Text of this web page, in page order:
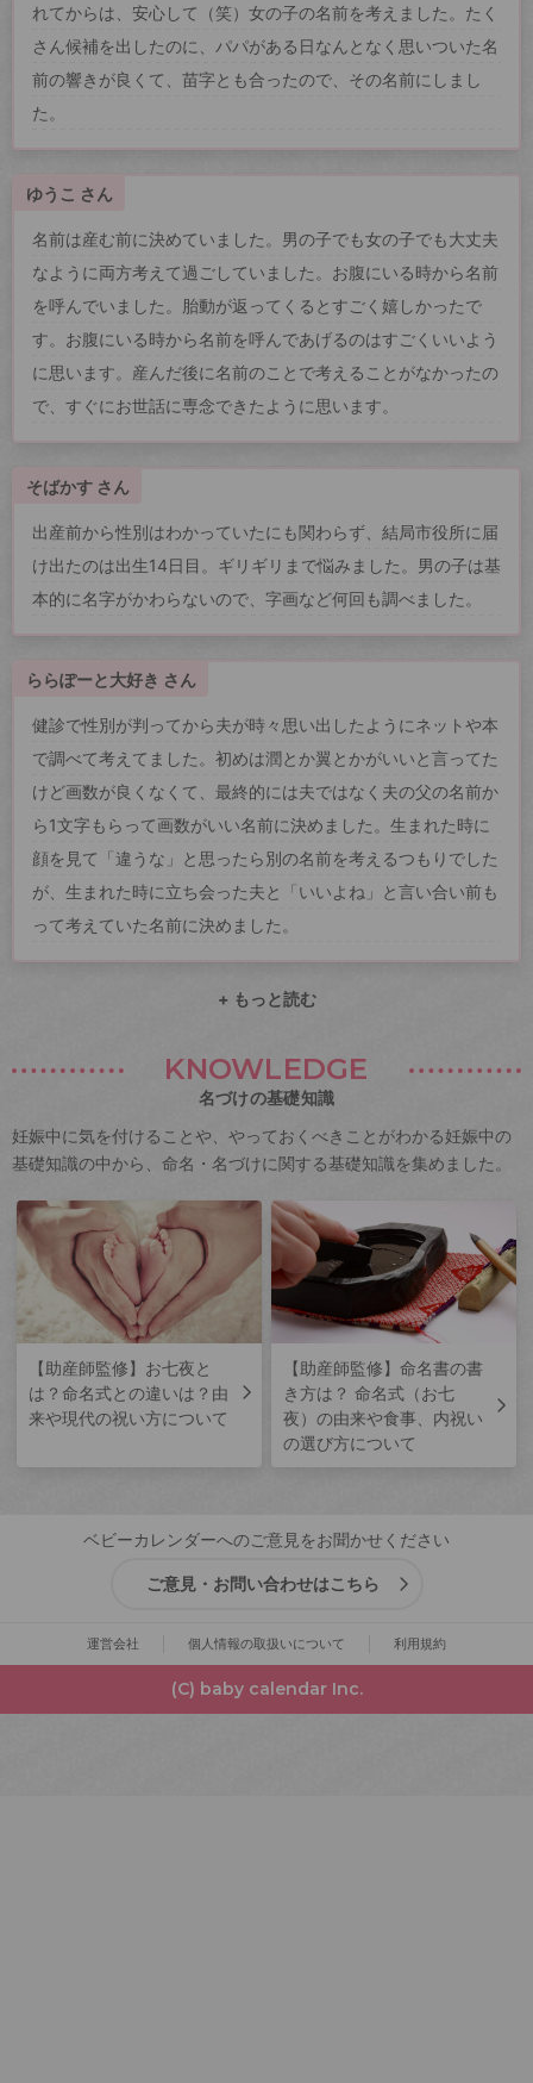
れてからは、安心して（笑）女の子の名前を考えました。たく
さん候補を出したのに、パパがある日なんとなく思いついた名
前の響きが良くて、苗字とも合ったので、その名前にしまし
た。
ゆうこ さん
名前は産む前に決めていました。男の子でも女の子でも大丈夫
なように両方考えて過ごしていました。お腹にいる時から名前
を呼んでいました。胎動が返ってくるとすごく嬉しかったで
す。お腹にいる時から名前を呼んであげるのはすごくいいよう
に思います。産んだ後に名前のことで考えることがなかったの
で、すぐにお世話に専念できたように思います。
そばかす さん
出産前から性別はわかっていたにも関わらず、結局市役所に届
け出たのは出生14日目。ギリギリまで悩みました。男の子は基
本的に名字がかわらないので、字画など何回も調べました。
ららぽーと大好き さん
健診で性別が判ってから夫が時々思い出したようにネットや本
で調べて考えてました。初めは潤とか翼とかがいいと言ってた
けど画数が良くなくて、最終的には夫ではなく夫の父の名前か
ら1文字もらって画数がいい名前に決めました。生まれた時に
顔を見て「違うな」と思ったら別の名前を考えるつもりでした
が、生まれた時に立ち会った夫と「いいよね」と言い合い前も
って考えていた名前に決めました。
+ もっと読む
KNOWLEDGE
名づけの基礎知識
妊娠中に気を付けることや、やっておくべきことがわかる妊娠中の
基礎知識の中から、命名・名づけに関する基礎知識を集めました。
【助産師監修】お七夜と
は？命名式との違いは？由
来や現代の祝い方について
【助産師監修】命名書の書
き方は？ 命名式（お七
夜）の由来や食事、内祝い
の選び方について
ベビーカレンダーへのご意見をお聞かせください
ご意見・お問い合わせはこちら
運営会社 個人情報の取扱いについて 利用規約
(C) baby calendar Inc.